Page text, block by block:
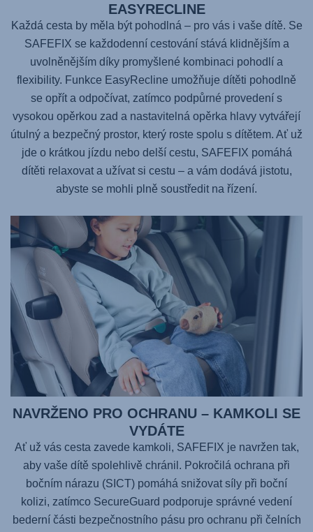
EASYRECLINE
Každá cesta by měla být pohodlná – pro vás i vaše dítě. Se
SAFEFIX se každodenní cestování stává klidnějším a
uvolněnějším díky promyšlené kombinaci pohodlí a
flexibility. Funkce EasyRecline umožňuje dítěti pohodlně
se opřít a odpočívat, zatímco podpůrné provedení s
vysokou opěrkou zad a nastavitelná opěrka hlavy vytvářejí
útulný a bezpečný prostor, který roste spolu s dítětem. Ať už
jde o krátkou jízdu nebo delší cestu, SAFEFIX pomáhá
dítěti relaxovat a užívat si cestu – a vám dodává jistotu,
abyste se mohli plně soustředit na řízení.
NAVRŽENO PRO OCHRANU – KAMKOLI SE
VYDÁTE
Ať už vás cesta zavede kamkoli, SAFEFIX je navržen tak,
aby vaše dítě spolehlivě chránil. Pokročilá ochrana při
bočním nárazu (SICT) pomáhá snižovat síly při boční
kolizi, zatímco SecureGuard podporuje správné vedení
bederní části bezpečnostního pásu pro ochranu při čelních